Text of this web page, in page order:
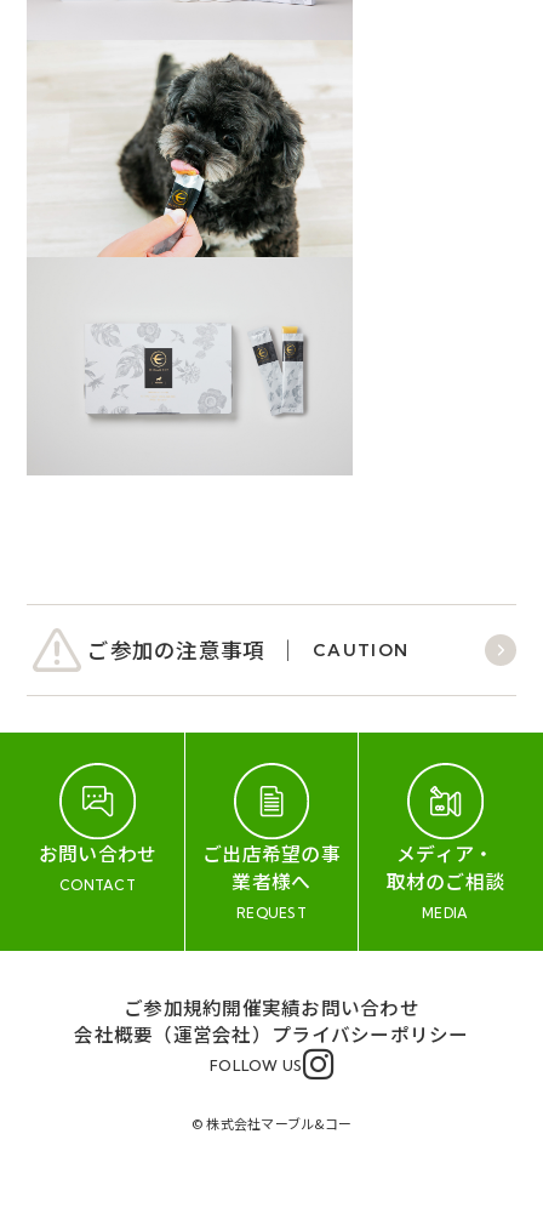
ご参加の注意事項 CAUTION
お問い合わせ
CONTACT
ご出店希望の事
業者様へ
REQUEST
メディア・
取材のご相談
MEDIA
ご参加規約開催実績お問い合わせ
会社概要（運営会社） プライバシーポリシー
FOLLOW US
© 株式会社マーブル&コー